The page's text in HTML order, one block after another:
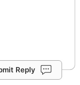
Reply